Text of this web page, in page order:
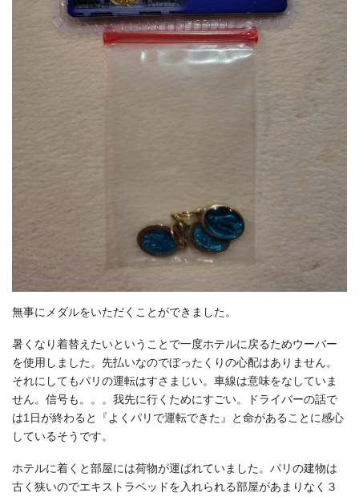
無事にメダルをいただくことができました。
暑くなり着替えたいということで一度ホテルに戻るためウーバー
を使用しました。先払いなのでぼったくりの心配はありません。
それにしてもパリの運転はすさまじい。車線は意味をなしていま
せん。信号も。。。我先に行くためにすごい。ドライバーの話で
は1日が終わると『よくパリで運転できた』と命があることに感心
しているそうです。
ホテルに着くと部屋には荷物が運ばれていました。パリの建物は
古く狭いのでエキストラベッドを入れられる部屋があまりなく３